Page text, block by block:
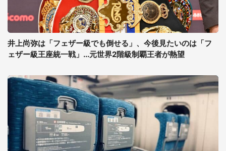
井上尚弥は「フェザー級でも倒せる」、今後見たいのは「フ
ェザー級王座統一戦」...元世界2階級制覇王者が熱望